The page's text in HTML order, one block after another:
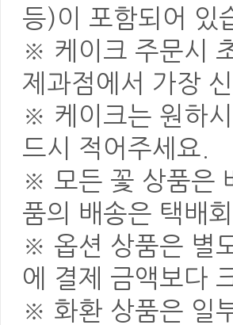
등)이 포함되어 있
※ 케이크 주문시
제과점에서 가장
※ 케이크는 원하
드시 적어주세요.
※ 모든 꽃 상품은
품의 배송은 택배
※ 옵션 상품은 별
에 결제 금액보다
※ 화환 상품은 일